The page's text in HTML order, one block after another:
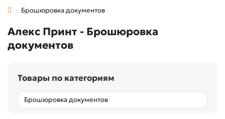
Брошюровка документов
Алекс Принт - Брошюровка
документов
Товары по категориям